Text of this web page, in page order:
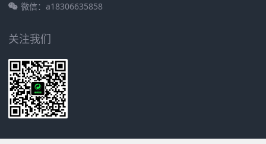
微信：a18306635858
关注我们